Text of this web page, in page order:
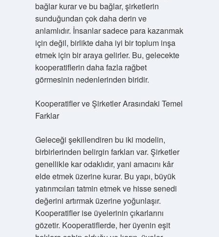
bağlar kurar ve bu bağlar, şirketlerin
sunduğundan çok daha derin ve
anlamlıdır. İnsanlar sadece para kazanmak
için değil, birlikte daha iyi bir toplum inşa
etmek için bir araya gelirler. Bu, gelecekte
kooperatiflerin daha fazla rağbet
görmesinin nedenlerinden biridir.
Kooperatifler ve Şirketler Arasındaki Temel
Farklar
Geleceği şekillendiren bu iki modelin,
birbirlerinden belirgin farkları var. Şirketler
genellikle kar odaklıdır, yani amacını kâr
elde etmek üzerine kurar. Bu yapı, büyük
yatırımcıları tatmin etmek ve hisse senedi
değerini artırmak üzerine yoğunlaşır.
Kooperatifler ise üyelerinin çıkarlarını
gözetir. Kooperatiflerde, her üyenin eşit